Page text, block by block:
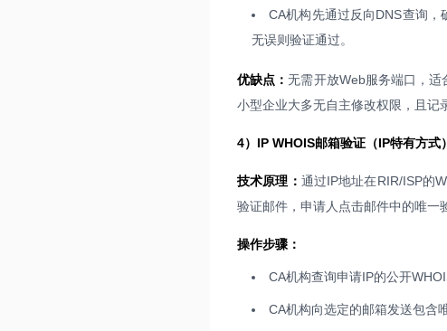
CA机构先通过反向DNS查询
无误则验证通过。
优缺点：无需开放Web服务端口，
小型企业大多无自主修改权限，且记
4）IP WHOIS邮箱验证（IP特有方式）
技术原理： 通过IP地址在RIR/ISP的
验证邮件，申请人点击邮件中的唯一
操作步骤：
CA机构查询申请IP的公开
CA机构向选定的邮箱发送包含